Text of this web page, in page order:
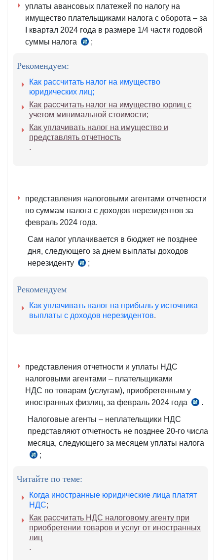
уплаты авансовых платежей по налогу на
имущество плательщиками налога с оборота – за
I квартал 2024 года в размере 1/4 части годовой
суммы налога
ч.
НК
;
Рекомендуем:
Как рассчитать налог на имущество
юридических лиц;
Как рассчитать налог на имущество юрлиц с
учетом минимальной стоимости;
Как уплачивать налог на имущество и
представлять отчетность
.
представления налоговыми агентами отчетности
по суммам налога с доходов нерезидентов за
февраль 2024 года.
Сам налог уплачивается в бюджет не позднее
дня, следующего за днем выплаты доходов
нерезиденту
ч.
355
;
Рекомендуем
Как уплачивать налог на прибыль у источника
выплаты с доходов нерезидентов.
представления отчетности и уплаты НДС
налоговыми агентами – плательщиками
НДС по товарам (услугам), приобретенным у
иностранных физлиц, за февраль 2024 года
ч.
2
ст.
.
Налоговые агенты – неплательщики НДС
представляют отчетность не позднее 20-го числа
месяца, следующего за месяцем уплаты налога
ч.
ст.
273
НК
;
Читайте по теме:
Когда иностранные юридические лица платят
НДС;
Как рассчитать НДС налоговому агенту при
приобретении товаров и услуг от иностранных
лиц
.